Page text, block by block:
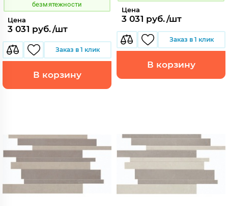
безмятежности
Цена
3 031 руб./шт
Заказ в 1 клик
В корзину
Цена
3 031 руб./шт
Заказ в 1 клик
В корзину